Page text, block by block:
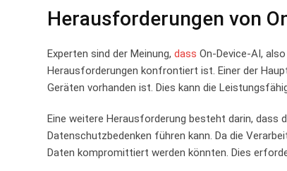
Herausforderungen von
Experten sind der Meinung,⁣ dass ⁢On-Device-AI,
⁤Herausforderungen konfrontiert ist.‍ Einer der‌
Geräten vorhanden ist.⁤ Dies kann die
Eine ​weitere ‍Herausforderung besteht⁤ darin, dass
⁤Datenschutzbedenken führen kann. Da die
Daten kompromittiert ⁣werden könnten. ‍Dies